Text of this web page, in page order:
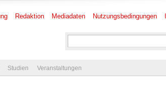
Redaktion Mediadaten Nutzungsbedingungen
Studien Veranstaltungen